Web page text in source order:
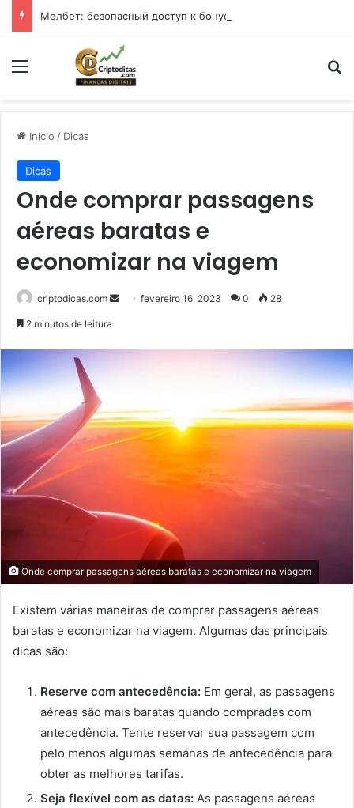
Menu
Início / Dicas
Dicas
Onde comprar passagens
aéreas baratas e
economizar na viagem
criptodicas.com
Mandefevereiro 16, 2023 0 28
2 minutos de leitura
Onde comprar passagens aéreas baratas e economizar na viagem
Existem várias maneiras de comprar passagens aéreas
baratas e economizar na viagem. Algumas das principais
dicas são:
Reserve com antecedência: Em geral, as passagens
aéreas são mais baratas quando compradas com
antecedência. Tente reservar sua passagem com
pelo menos algumas semanas de antecedência para
obter as melhores tarifas.
Seja flexível com as datas: As passagens aéreas